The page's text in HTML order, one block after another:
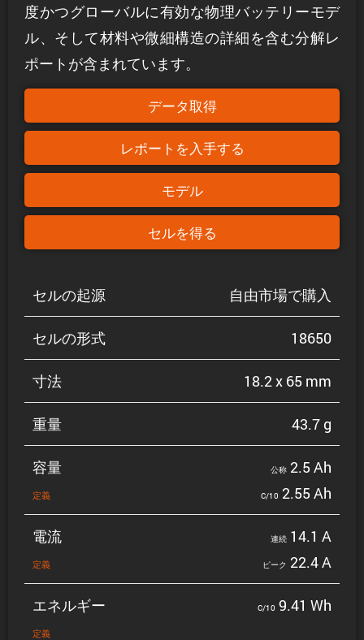
度かつグローバルに有効な物理バッテリーモデ
ル、そして材料や微細構造の詳細を含む分解レ
ポートが含まれています。
データ取得
レポートを入手する
モデル
セルを得る
セルの起源 自由市場で購入
セルの形式 18650
寸法 18.2 x 65 mm
重量 43.7 g
容量
定義
公称 2.5 Ah
C/10 2.55 Ah
電流
定義
連続 14.1 A
ピーク 22.4 A
エネルギー
定義
C/10 9.41 Wh